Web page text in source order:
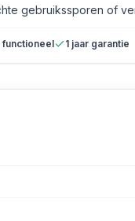
gebruikssporen of
functioneel 1 jaar garantie